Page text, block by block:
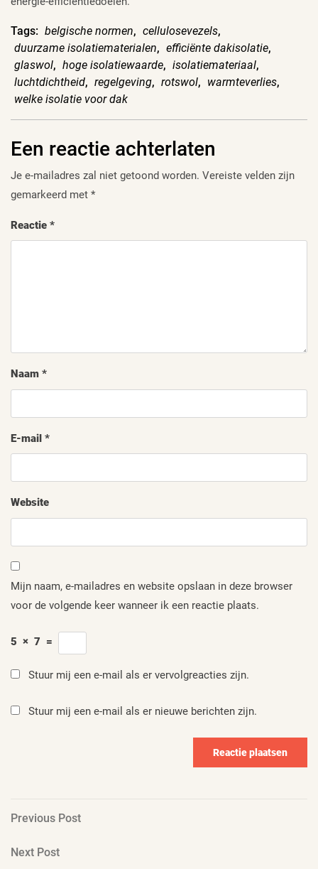
Tags: belgische normen, cellulosevezels,
duurzame isolatiematerialen, efficiënte dakisolatie,
glaswol, hoge isolatiewaarde, isolatiemateriaal,
luchtdichtheid, regelgeving, rotswol, warmteverlies,
welke isolatie voor dak
Een reactie achterlaten
Je e-mailadres zal niet getoond worden. Vereiste velden zijn
gemarkeerd met *
Reactie *
Naam *
E-mail *
Website
Mijn naam, e-mailadres en website opslaan in deze browser
voor de volgende keer wanneer ik een reactie plaats.
5 × 7 =
Stuur mij een e-mail als er vervolgreacties zijn.
Stuur mij een e-mail als er nieuwe berichten zijn.
Berichtnavigatie
Previous
Previous Post
Next
Next Post